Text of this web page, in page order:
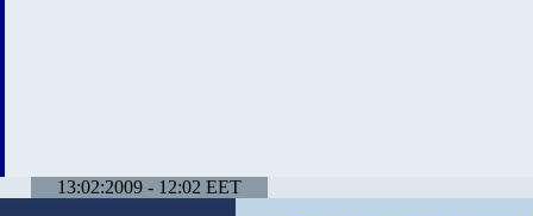
13:02:2009 - 12:02 EET